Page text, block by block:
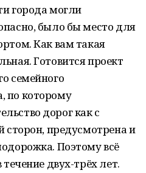
города могли
было бы место для
Как вам такая
Готовится проект
семейного
по которому
дорог как с
сторон, предусмотрена и
Поэтому всё
двух-трёх лет.